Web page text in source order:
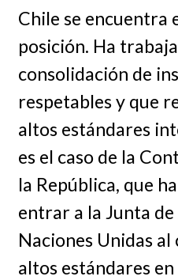
Chile se encuentra
posición. Ha
consolidación de
respetables y que
altos estándares
es el caso de la
la República, que
entrar a la Junta
Naciones Unidas
altos estándares en